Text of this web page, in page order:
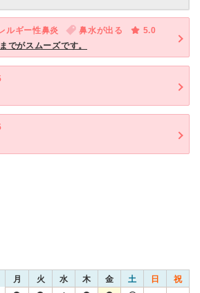
ルギー性鼻炎 鼻水が出る
5.0
でがスムーズです。
月 火 水 木 金 土 日 祝